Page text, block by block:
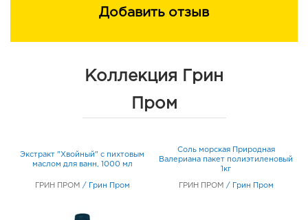
Добавить отзыв
Коллекция Грин
Пром
Экстракт "Хвойный" с пихтовым
маслом для ванн, 1000 мл
ГРИН ПРОМ / Грин Пром
Соль морская Природная
Валериана пакет полиэтиленовый
1кг
ГРИН ПРОМ / Грин Пром